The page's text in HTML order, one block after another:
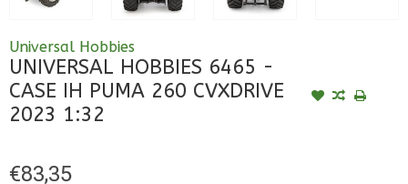
Universal Hobbies
UNIVERSAL HOBBIES 6465 -
CASE IH PUMA 260 CVXDRIVE
2023 1:32
€83,35